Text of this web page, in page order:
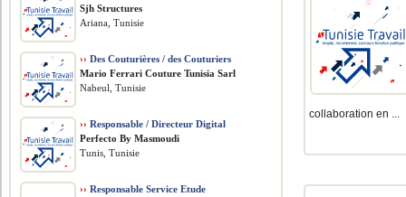
collaboration en ...
Sjh Structures
Ariana, Tunisie
›› Des Couturières / des Couturiers
Mario Ferrari Couture Tunisia Sarl
Nabeul, Tunisie
›› Responsable / Directeur Digital
Perfecto By Masmoudi
Tunis, Tunisie
›› Responsable Service Etude